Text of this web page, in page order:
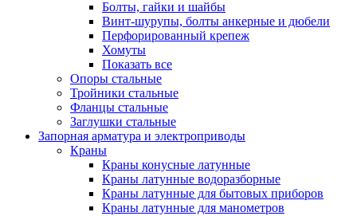
Болты, гайки и шайбы
Винт-шурупы, болты анкерные и дюбели
Перфорированный крепеж
Хомуты
Показать все
Опоры стальные
Тройники стальные
Фланцы стальные
Заглушки стальные
Запорная арматура и электроприводы
Краны
Краны конусные латунные
Краны латунные водоразборные
Краны латунные для бытовых приборов
Краны латунные для манометров